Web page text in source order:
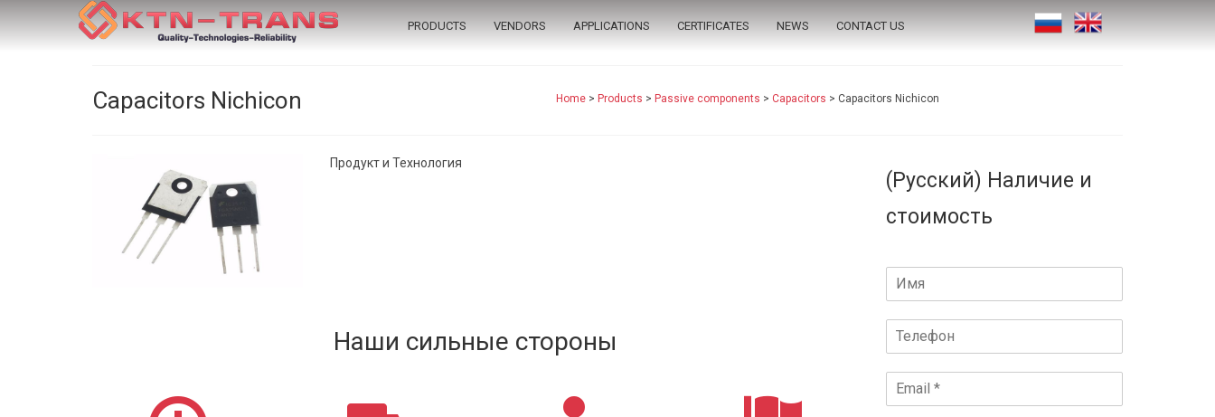
PRODUCTS VENDORS APPLICATIONS CERTIFICATES NEWS CONTACT US
Capacitors Nichicon Home > Products > Passive components > Capacitors > Capacitors Nichicon
Продукт и Технология
Наши сильные стороны
(Русский) Наличие и
стоимость